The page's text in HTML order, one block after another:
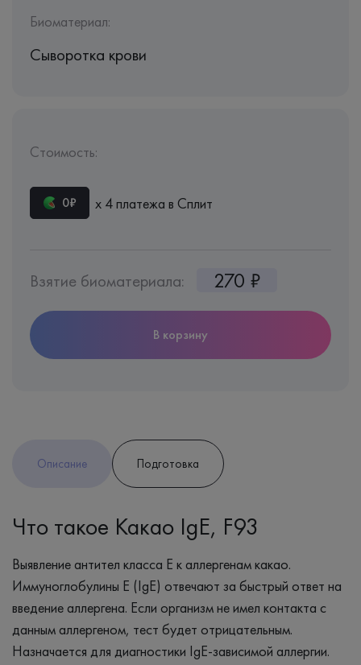
Биоматериал:
Сыворотка крови
Стоимость:
0₽ х 4 платежа в Сплит
Взятие биоматериала: 270 ₽
В корзину
Описание Подготовка
Что такое Какао IgE, F93
Выявление антител класса Е к аллергенам какао.
Иммуноглобулины Е (IgE) отвечают за быстрый ответ на
введение аллергена. Если организм не имел контакта с
данным аллергеном, тест будет отрицательным.
Назначается для диагностики IgE-зависимой аллергии.